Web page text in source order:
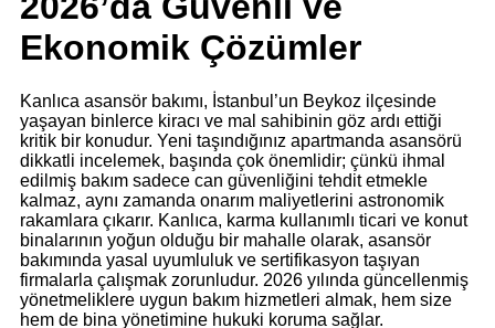
Ekonomik Çözümler
Kanlıca asansör bakımı, İstanbul’un Beykoz ilçesinde
yaşayan binlerce kiracı ve mal sahibinin göz ardı ettiği
kritik bir konudur. Yeni taşındığınız apartmanda asansörü
dikkatli incelemek, başında çok önemlidir; çünkü ihmal
edilmiş bakım sadece can güvenliğini tehdit etmekle
kalmaz, aynı zamanda onarım maliyetlerini astronomik
rakamlara çıkarır. Kanlıca, karma kullanımlı ticari ve konut
binalarının yoğun olduğu bir mahalle olarak, asansör
bakımında yasal uyumluluk ve sertifikasyon taşıyan
firmalarla çalışmak zorunludur. 2026 yılında güncellenmiş
yönetmeliklere uygun bakım hizmetleri almak, hem size
hem de bina yönetimine hukuki koruma sağlar.